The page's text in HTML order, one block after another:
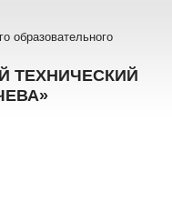
образовательного
ТЕХНИЧЕСКИЙ